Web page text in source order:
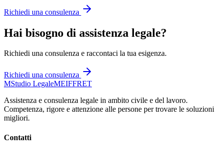
Richiedi una consulenza
Hai bisogno di assistenza legale?
Richiedi una consulenza e raccontaci la tua esigenza.
Richiedi una consulenza
MStudio LegaleMEIFFRET
Assistenza e consulenza legale in ambito civile e del lavoro.
Competenza, rigore e attenzione alle persone per trovare le soluzioni
migliori.
Contatti